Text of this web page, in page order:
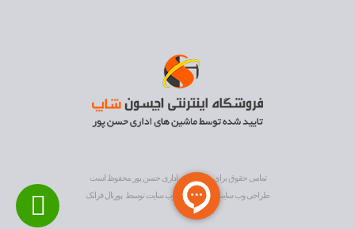
تمامی حقوق برای ماشین های اداری حسن پور محفوظ است
طراحی وب سایت
و بهینه سازی وب سایتتوسط پورتال فراتک